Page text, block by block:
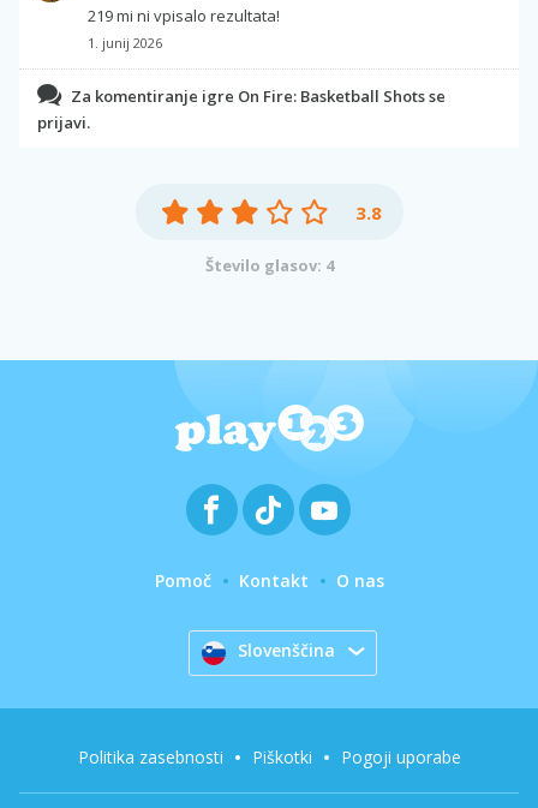
219 mi ni vpisalo rezultata!
1. junij 2026
Za komentiranje igre On Fire: Basketball Shots se
prijavi.
3.8
Število glasov: 4
Pomoč Kontakt O nas
Slovenščina
Politika zasebnosti Piškotki Pogoji uporabe